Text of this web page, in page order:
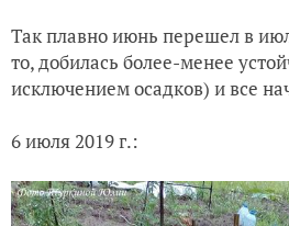
Так плавно июнь перешел в
то, добилась более-менее
исключением осадков) и все
6 июля 2019 г.: